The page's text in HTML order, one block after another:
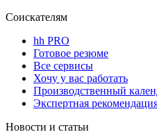
Соискателям
hh PRO
Готовое резюме
Все сервисы
Хочу у вас работать
Производственный
Экспертная
Новости и статьи